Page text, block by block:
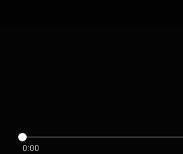
0:00